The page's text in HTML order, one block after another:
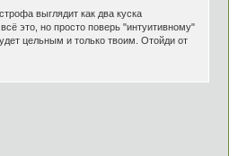
выглядит как два куска
это, но просто поверь "интуитивному"
цельным и только твоим. Отойди от